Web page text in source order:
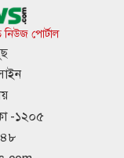
আহমদকে গুম
ছুটির সুযোগ
নিউজ পোর্টাল
-১২০৫